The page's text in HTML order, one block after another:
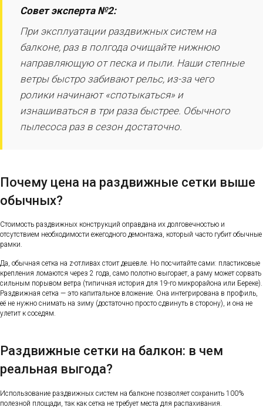
Совет эксперта №2:
При эксплуатации раздвижных систем на
балконе, раз в полгода очищайте нижнюю
направляющую от песка и пыли. Наши степные
ветры быстро забивают рельс, из-за чего
ролики начинают «спотыкаться» и
изнашиваться в три раза быстрее. Обычного
пылесоса раз в сезон достаточно.
Почему цена на раздвижные сетки выше
обычных?
Стоимость раздвижных конструкций оправдана их долговечностью и
отсутствием необходимости ежегодного демонтажа, который часто губит обычные
рамки.
Да, обычная сетка на z-отливах стоит дешевле. Но посчитайте сами: пластиковые
крепления ломаются через 2 года, само полотно выгорает, а раму может сорвать
сильным порывом ветра (типичная история для 19-го микрорайона или Береке).
Раздвижная сетка — это капитальное вложение. Она интегрирована в профиль,
её не нужно снимать на зиму (достаточно просто сдвинуть в сторону), и она не
улетит к соседям.
Раздвижные сетки на балкон: в чем
реальная выгода?
Использование раздвижных систем на балконе позволяет сохранить 100%
полезной площади, так как сетка не требует места для распахивания.